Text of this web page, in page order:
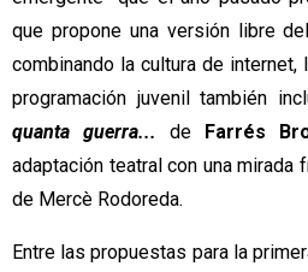
que propone una versión libre
combinando la cultura de internet,
programación juvenil también
quanta guerra...
de Farrés
adaptación teatral con una mirada
de Mercè Rodoreda.
Entre las propuestas para la